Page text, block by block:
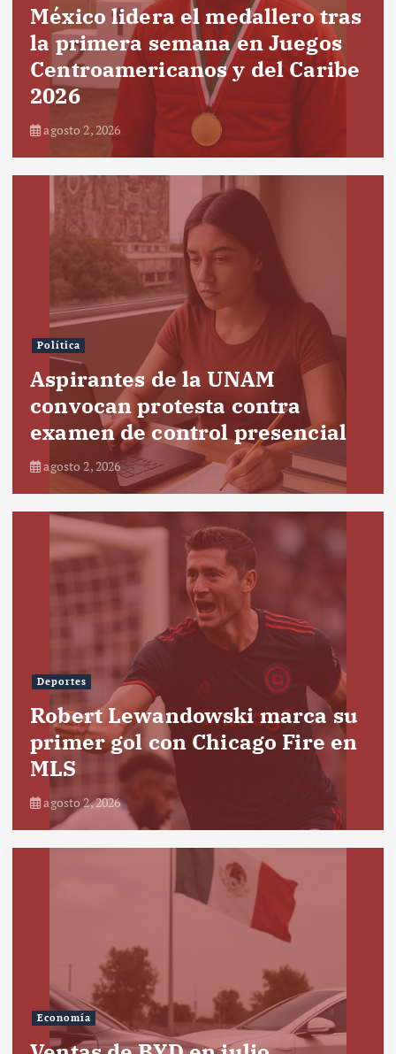
México lidera el medallero tras
la primera semana en Juegos
Centroamericanos y del Caribe
2026
agosto 2, 2026
Política
Aspirantes de la UNAM
convocan protesta contra
examen de control presencial
agosto 2, 2026
Deportes
Robert Lewandowski marca su
primer gol con Chicago Fire en
MLS
agosto 2, 2026
Economía